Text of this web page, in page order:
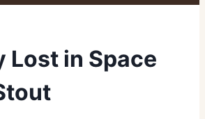
Lost in Space